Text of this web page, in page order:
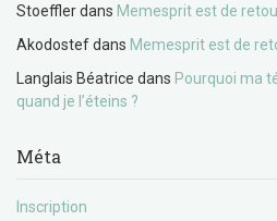
Stoefflerdans Memesprit est de
Akodostefdans Memesprit est de
Langlais Béatrice dans Pourquoi ma
quand je l’éteins ?
Méta
Inscription